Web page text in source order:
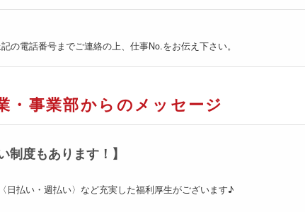
の電話番号までご連絡の上、仕事No.をお伝え下さい。
・事業部からのメッセージ
制度もあります！】
払い・週払い〉など充実した福利厚生がございます♪